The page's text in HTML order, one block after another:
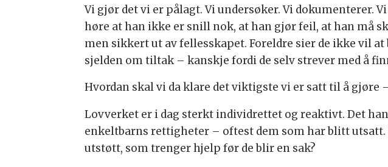
Vi gjør det vi er pålagt. Vi undersøker. Vi dokumenterer.
høre at han ikke er snill nok, at han gjør feil, at han må
men sikkert ut av fellesskapet. Foreldre sier de ikke vil
sjelden om tiltak – kanskje fordi de selv strever med å
Hvordan skal vi da klare det viktigste vi er satt til å gjøre
Lovverket er i dag sterkt individrettet og reaktivt. Det
enkeltbarns rettigheter – oftest dem som har blitt
utstøtt, som trenger hjelp før de blir en sak?